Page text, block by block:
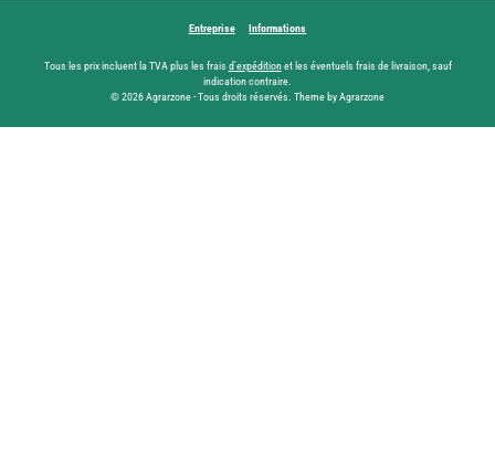
Entreprise Informations
Tous les prix incluent la TVA plus les frais d'expéditionet les éventuels frais de livraison, sauf
indication contraire.
© 2026 Agrarzone - Tous droits réservés. Theme by Agrarzone